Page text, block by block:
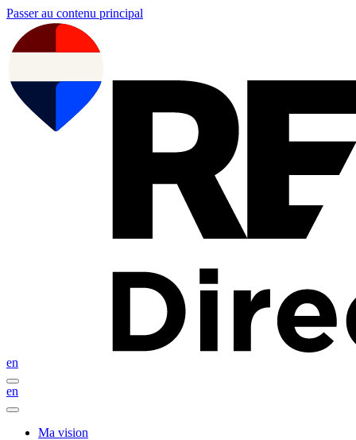
Passer au contenu principal
en
en
Ma vision